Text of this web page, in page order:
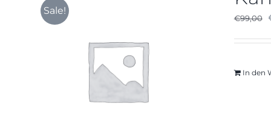
Sale!
€99,00
In den